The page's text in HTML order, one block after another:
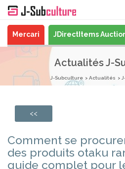
Mercari JDirectItems
Actualités J-
J-Subculture Actualités
<<
Comment se
des produits otaku
guide complet pour